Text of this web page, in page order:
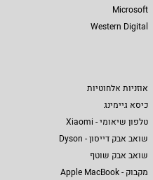
Microsoft
Western Digital
אוזניות אלחוטיות
כיסא גיימינג
טלפון שיאומי - Xiaomi
שואב אבק דייסון - Dyson
שואב אבק שוטף
מקבוק - Apple MacBook